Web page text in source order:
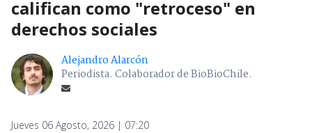
califican como "retroceso" en
derechos sociales
Alejandro Alarcón
Periodista. Colaborador de BioBioChile.
Jueves 06 Agosto, 2026 | 07:20